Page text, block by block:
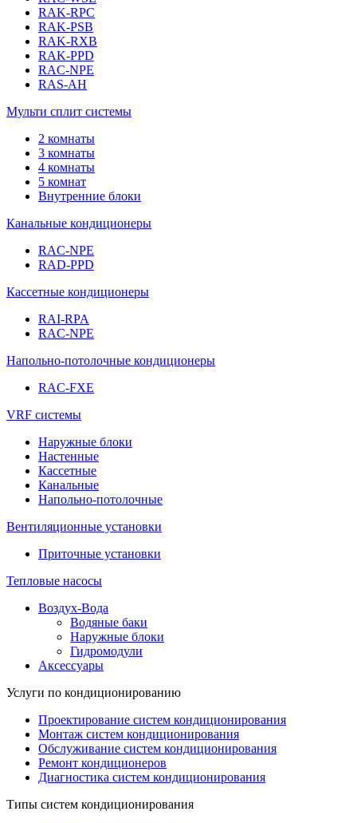
RAK-RPC
RAK-PSB
RAK-RXB
RAK-PPD
RAC-NPE
RAS-AH
Мульти сплит системы
2 комнаты
3 комнаты
4 комнаты
5 комнат
Внутренние блоки
Канальные кондиционеры
RAC-NPE
RAD-PPD
Кассетные кондиционеры
RAI-RPA
RAC-NPE
Напольно-потолочные кондиционеры
RAC-FXE
VRF системы
Наружные блоки
Настенные
Кассетные
Канальные
Напольно-потолочные
Вентиляционные установки
Приточные установки
Тепловые насосы
Воздух-Вода
Водяные баки
Наружные блоки
Гидромодули
Аксессуары
Услуги по кондиционированию
Проектирование систем кондиционирования
Монтаж систем кондиционирования
Обслуживание систем кондиционирования
Ремонт кондиционеров
Диагностика систем кондиционирования
Типы систем кондиционирования